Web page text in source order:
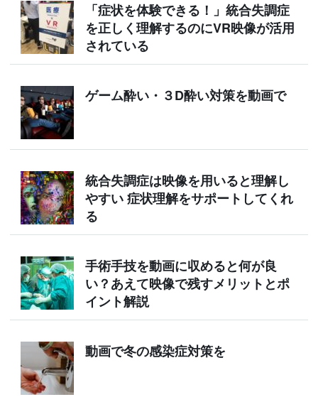
「症状を体験できる！」統合失調症
を正しく理解するのにVR映像が活用
されている
ゲーム酔い・３D酔い対策を動画で
統合失調症は映像を用いると理解し
やすい 症状理解をサポートしてくれ
る
手術手技を動画に収めると何が良
い？あえて映像で残すメリットとポ
イント解説
動画で冬の感染症対策を